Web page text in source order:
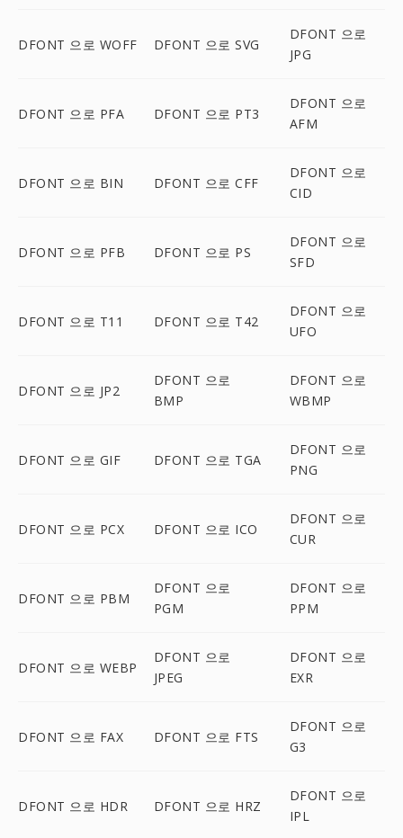
DFONT 으로 WOFF DFONT 으로 SVG
DFONT 으로
JPG
DFONT 으로 PFA DFONT 으로 PT3
DFONT 으로
AFM
DFONT 으로 BIN DFONT 으로 CFF
DFONT 으로
CID
DFONT 으로 PFB DFONT 으로 PS
DFONT 으로
SFD
DFONT 으로 T11 DFONT 으로 T42
DFONT 으로
UFO
DFONT 으로 JP2
DFONT 으로
BMP
DFONT 으로
WBMP
DFONT 으로 GIF DFONT 으로 TGA
DFONT 으로
PNG
DFONT 으로 PCX DFONT 으로 ICO
DFONT 으로
CUR
DFONT 으로 PBM
DFONT 으로
PGM
DFONT 으로
PPM
DFONT 으로 WEBP
DFONT 으로
JPEG
DFONT 으로
EXR
DFONT 으로 FAX DFONT 으로 FTS
DFONT 으로
G3
DFONT 으로 HDR DFONT 으로 HRZ
DFONT 으로
IPL